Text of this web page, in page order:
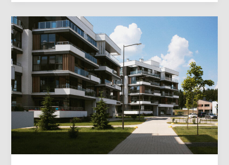
Immobilier
en
Afrique
francophone
:
pourquoi
tant
d’échecs